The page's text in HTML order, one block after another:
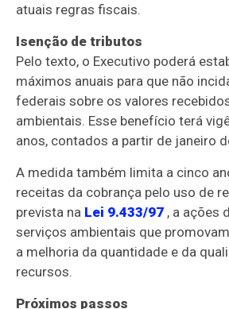
atuais regras fiscais.
Isenção de tributos
Pelo texto, o Executivo poderá
máximos anuais para que não
federais sobre os valores
ambientais. Esse benefício terá
anos, contados a partir de janeiro
A medida também limita a cinco
receitas da cobrança pelo uso de
prevista na Lei 9.433/97 , a ações
serviços ambientais que
a melhoria da quantidade e da
recursos.
Próximos passos